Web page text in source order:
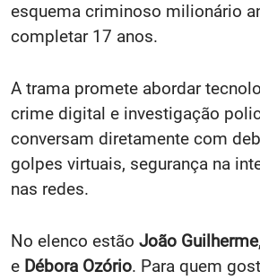
esquema criminoso milionário
completar 17 anos.
A trama promete abordar
crime digital e investigação
conversam diretamente com
golpes virtuais, segurança na
nas redes.
No elenco estão João Guilherme,
e Débora Ozório. Para quem